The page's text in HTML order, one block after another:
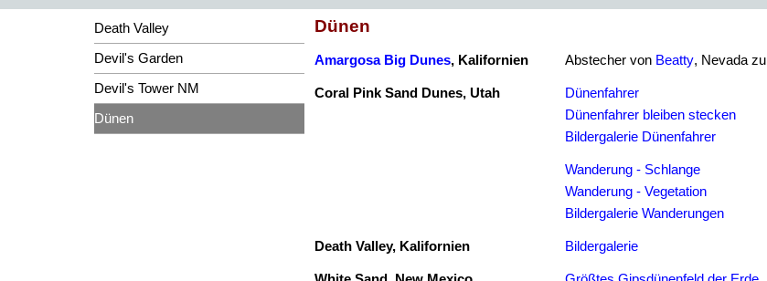
Death Valley
Devil's Garden
Devil's Tower NM
Dünen
Dünen
Amargosa Big Dunes, Kalifornien Abstecher von Beatty, Nevada zu
Coral Pink Sand Dunes, Utah
Dünenfahrer
Dünenfahrer bleiben stecken
Bildergalerie Dünenfahrer
Wanderung - Schlange
Wanderung - Vegetation
Bildergalerie Wanderungen
Death Valley, Kalifornien Bildergalerie